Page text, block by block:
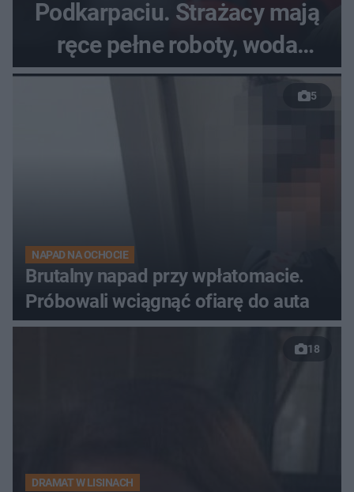
Podkarpaciu. Strażacy mają
ręce pełne roboty, woda
zalewa posesje i budynki
5
NAPAD NA OCHOCIE
Brutalny napad przy wpłatomacie.
Próbowali wciągnąć ofiarę do auta
18
DRAMAT W LISINACH